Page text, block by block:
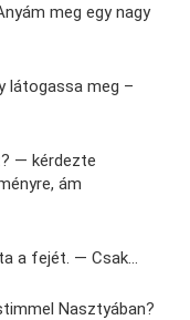
meg egy nagy
látogassa meg –
— kérdezte
ám
a fejét. — Csak…
Nasztyában?